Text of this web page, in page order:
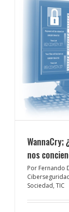
WannaCry;
nos
Por Fernando
Sociedad, TIC